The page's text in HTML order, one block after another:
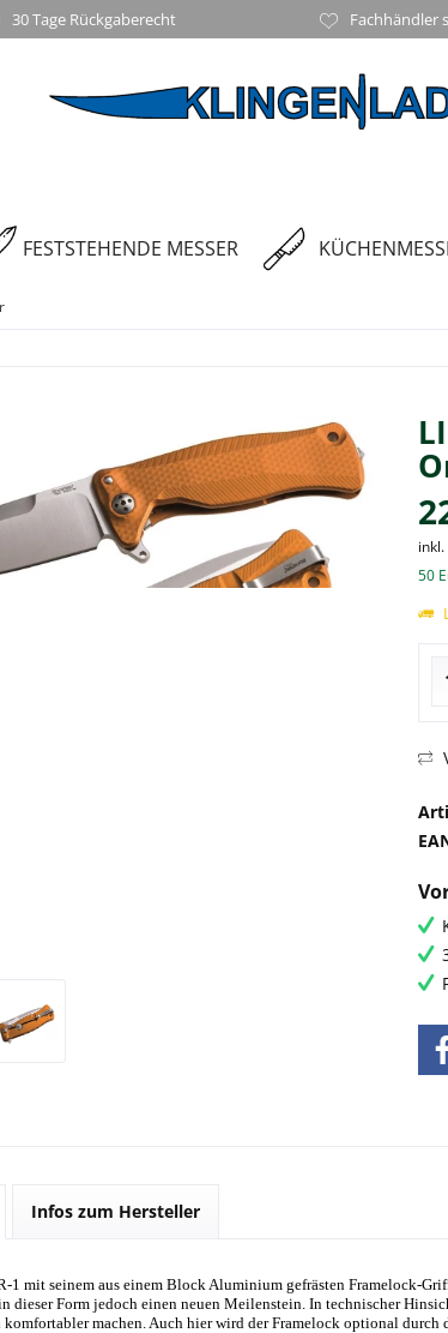
30 Tage Rückgaberecht Fachhändler
FESTSTEHENDE MESSER
50
Infos zum Hersteller
1 mit seinem aus einem Block Aluminium gefrästen Framelock-
dieser Form jedoch einen neuen Meilenstein. In technischer
machen. Auch hier wird der Framelock optional durch